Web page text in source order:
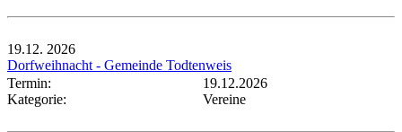
19.12. 2026
Dorfweihnacht - Gemeinde Todtenweis
Termin:
19.12.2026
Kategorie:
Vereine